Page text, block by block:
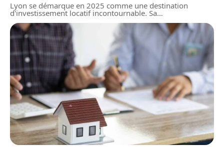
Lyon se démarque en 2025 comme une destination
d'investissement locatif incontournable. Sa…